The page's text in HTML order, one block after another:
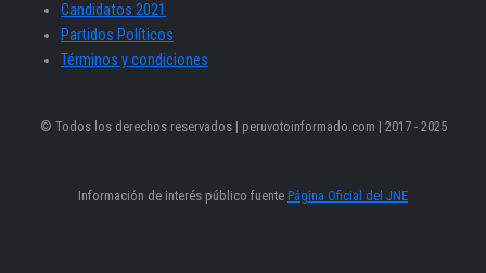
Candidatos 2021
Partidos Políticos
Términos y condiciones
© Todos los derechos reservados | peruvotoinformado.com | 2017 - 2025
Información de interés público fuente Página Oficial del JNE